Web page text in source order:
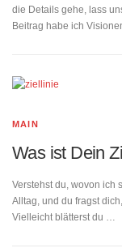
die Details gehe, lass
Beitrag habe ich
MAIN
Was ist Dein
Verstehst du, wovon ich
Alltag, und du fragst
Vielleicht blätterst du …